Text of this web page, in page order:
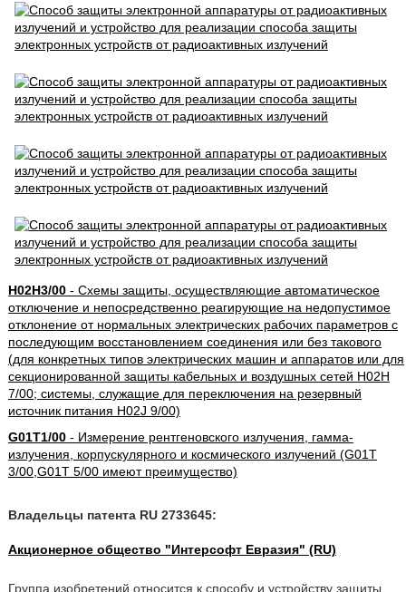
H02H3/00- Схемы защиты, осуществляющие автоматическое
отключение и непосредственно реагирующие на недопустимое
отклонение от нормальных электрических рабочих параметров с
последующим восстановлением соединения или без такового
(для конкретных типов электрических машин и аппаратов или для
секционированной защиты кабельных и воздушных сетей H02H
7/00; системы, служащие для переключения на резервный
источник питания H02J 9/00)
G01T1/00- Измерение рентгеновского излучения, гамма-
излучения, корпускулярного и космического излучений (G01T
3/00,G01T 5/00 имеют преимущество)
Владельцы патента RU 2733645:
Акционерное общество "Интерсофт Евразия" (RU)
Группа изобретений относится к способу и устройству защиты